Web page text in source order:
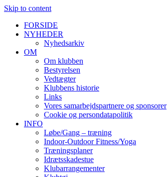
Skip to content
FORSIDE
NYHEDER
Nyhedsarkiv
OM
Om klubben
Bestyrelsen
Vedtægter
Klubbens historie
Links
Vores samarbejdspartnere og sponsorer
Cookie og persondatapolitik
INFO
Løbe/Gang – træning
Indoor-Outdoor Fitness/Yoga
Træningsplaner
Idrætsskadestue
Klubarrangementer